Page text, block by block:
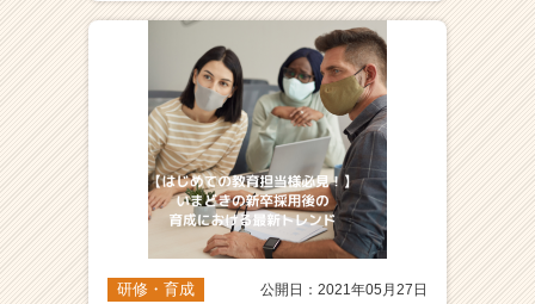
研修・育成
公開日：2021年05月27日